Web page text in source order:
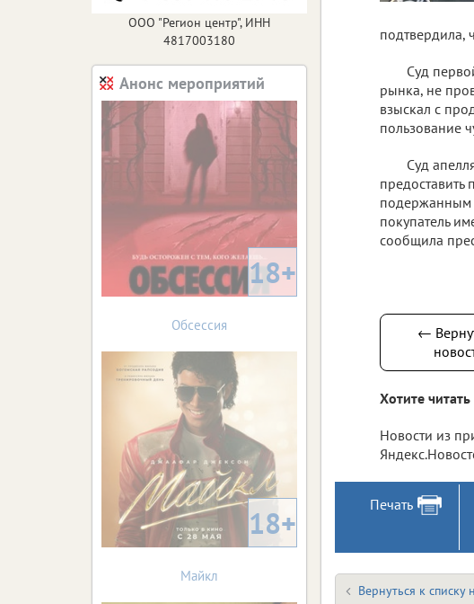
подтвердила,
Суд
рынка, не
взыскал с
пользование
Суд
подержанным
покупатель
сообщила
←
Хотите
Новости из
Печать
Вернуться к списку
ООО "Регион центр", ИНН
4817003180
Анонс мероприятий
18+
Обсессия
18+
Майкл